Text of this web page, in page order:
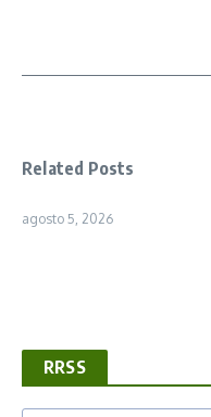
Related Posts
agosto 5, 2026
RRSS